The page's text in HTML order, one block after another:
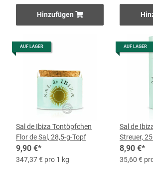
Hinzufügen
AUF LAGER
Sal de Ibiza Tontöpfchen
Flor de Sal, 28,5-g-Topf
9,90 €*
347,37 € pro 1 kg
AUF LAGER
Sal de
Streuer,
8,90 €*
35,60 €